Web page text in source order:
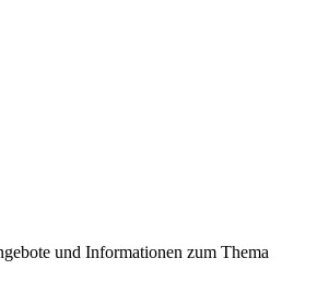
und Informationen zum Thema